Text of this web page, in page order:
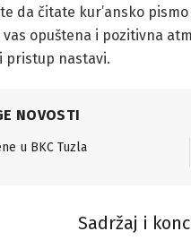
da čitate kur’ansko
vas opuštena i pozitivna
pristup nastavi.
NOVOSTI
u BKC Tuzla
Sadržaj i